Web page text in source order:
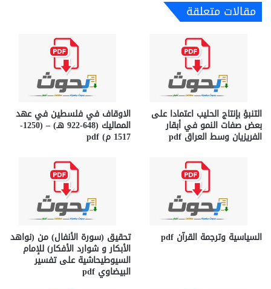
مقالات متعلقة
التنبؤ بإنتاج الحليب اعتمادا على
بعض صفات النمو في أبقار
الفريزيان وسط العراق pdf
الاوقاف في فلسطين في عهد
المماليك (648-922 هـ) – (1250-
1517 م) pdf
السياسية وترجمة القرآن pdf تحقيق (سورة الأنفال) من (نواهد
الأبكار و شوارد الأفكار) للإمام
السيوطيحاشية على تفسير
البيضاوي pdf